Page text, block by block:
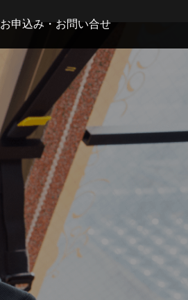
お申込み・お問い合せ